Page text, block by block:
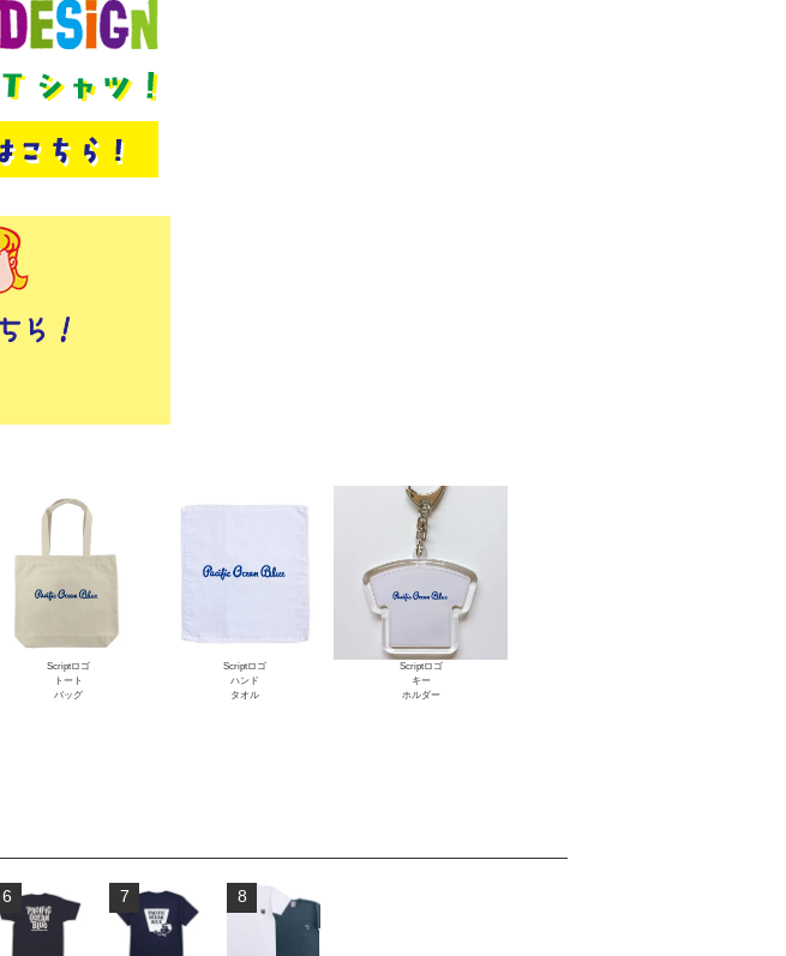
Scriptロゴ
トート
バッグ
Scriptロゴ
ハンド
タオル
Scriptロゴ
キー
ホルダー
6 7 8